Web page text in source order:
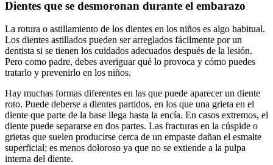
Dientes que se desmoronan durante el embarazo
La rotura o astillamiento de los dientes en los niños es algo habitual.
Los dientes astillados pueden ser arreglados fácilmente por un
dentista si se tienen los cuidados adecuados después de la lesión.
Pero como padre, debes averiguar qué lo provoca y cómo puedes
tratarlo y prevenirlo en los niños.
Hay muchas formas diferentes en las que puede aparecer un diente
roto. Puede deberse a dientes partidos, en los que una grieta en el
diente que parte de la base llega hasta la encía. En casos extremos, el
diente puede separarse en dos partes. Las fracturas en la cúspide o
grietas que suelen producirse cerca de un empaste dañan el esmalte
superficial; es menos doloroso ya que no se extiende a la pulpa
interna del diente.